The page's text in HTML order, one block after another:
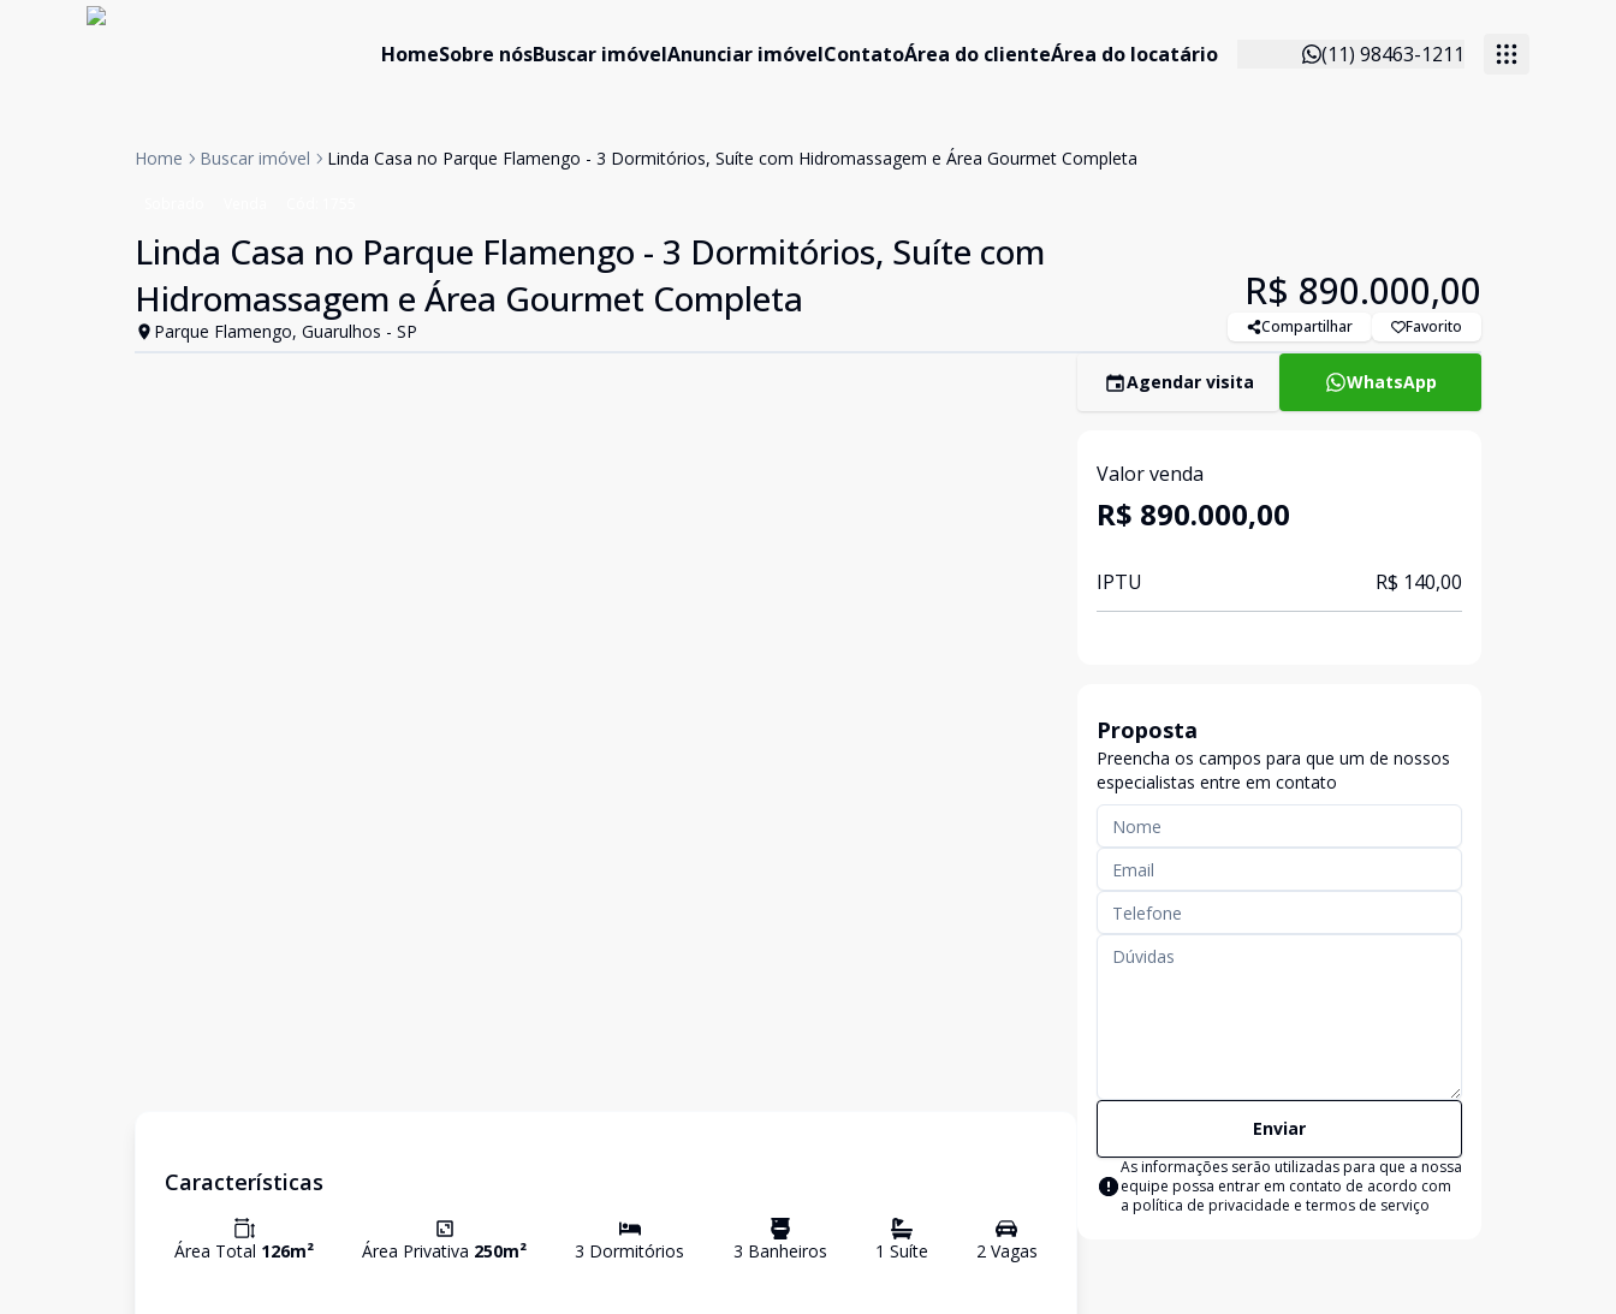
HomeSobre nósBuscar imóvelAnunciar imóvelContatoÁrea do clienteÁrea do locatário (11) 98463-1211
Home Buscar imóvel Linda Casa no Parque Flamengo - 3 Dormitórios, Suíte com Hidromassagem e Área Gourmet Completa
Linda Casa no Parque Flamengo - 3 Dormitórios, Suíte com
Hidromassagem e Área Gourmet Completa
Parque Flamengo, Guarulhos - SP
R$ 890.000,00
Compartilhar Favorito
Características
Área Total 126m² Área Privativa 250m² 3 Dormitórios 3 Banheiros 1 Suíte 2Vagas
Agendar visita WhatsApp
Valor venda
R$ 890.000,00
IPTU R$ 140,00
Proposta
Preencha os campos para que um de nossos
especialistas entre em contato
Enviar
As informações serão utilizadas para que a nossa
equipe possa entrar em contato de acordo com
a política de privacidade e termos de serviço